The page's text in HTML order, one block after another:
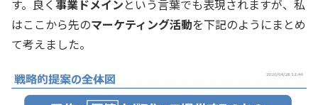
す。良く事業ドメインという言葉でも表現されますが、私
はここから先のマーケティング活動を下記のようにまとめ
て考えました。